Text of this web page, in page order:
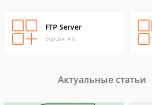
FTP Server
Версия: 4.0
Актуальные статьи